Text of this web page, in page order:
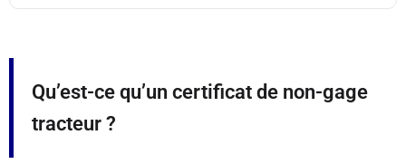
Qu’est-ce qu’un certificat de non-gage
tracteur ?